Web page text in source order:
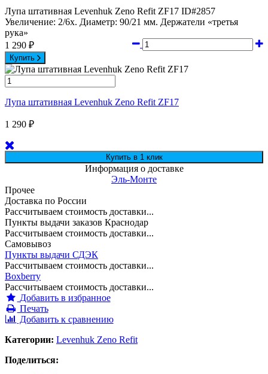
Лупа штативная Levenhuk Zeno Refit ZF17 ID#2857
Увеличение: 2/6х. Диаметр: 90/21 мм. Держатели «третья
рука»
1 290 ₽
Купить
Лупа штативная Levenhuk Zeno Refit ZF17
1 290 ₽
Информация о доставке
Эль-Монте
Прочее
Доставка по России
Рассчитываем стоимость доставки...
Пункты выдачи заказов Краснодар
Рассчитываем стоимость доставки...
Самовывоз
Пункты выдачи СДЭК
Рассчитываем стоимость доставки...
Boxberry
Рассчитываем стоимость доставки...
Добавить в избранное
Печать
Добавить к сравнению
Категории: Levenhuk Zeno Refit
Поделиться: